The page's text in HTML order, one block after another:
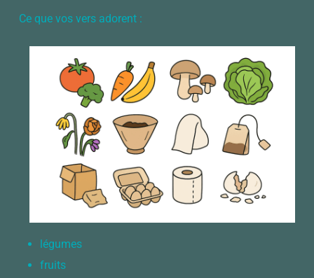
Ce que vos vers adorent :
légumes
fruits